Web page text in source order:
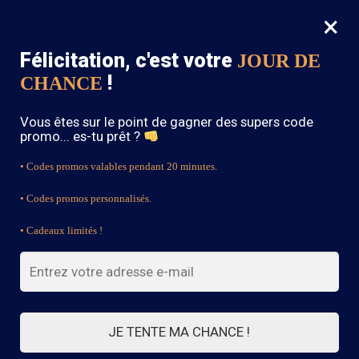
0
SOLDES : -15% sur toute la boutique avec le code « BOHEME15 »
tendance
FILTRES
7 résultats affichés
×
Félicitation, c'est votre JOUR DE
CHANCE !
Vous êtes sur le point de gagner des supers code
promo... es-tu prêt ?
• Codes promos valables pendant 20 minutes.
• Codes promos personnalisés.
• Cadeaux limités !
JE TENTE MA CHANCE !